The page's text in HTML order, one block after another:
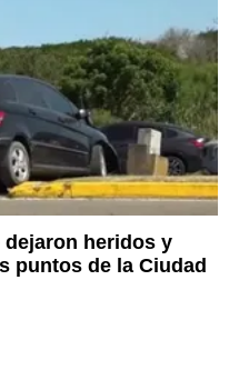
heridos y
puntos de la Ciudad